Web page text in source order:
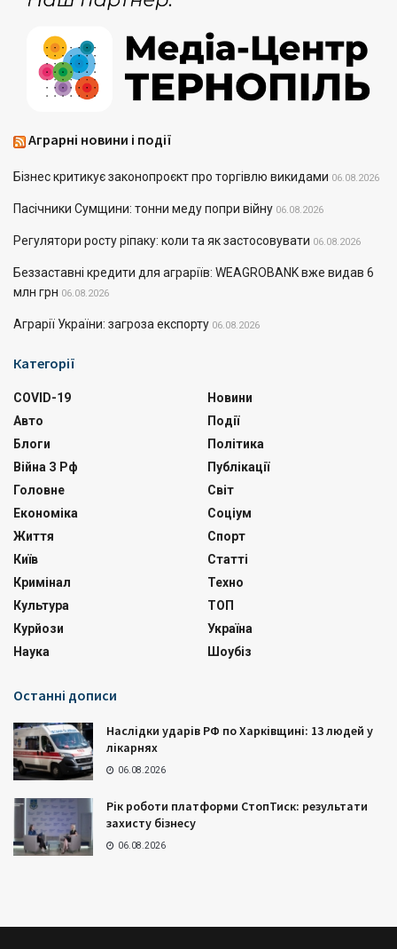
Аграрні новини і події
Бізнес критикує законопроєкт про торгівлю викидами 06.08.2026
Пасічники Сумщини: тонни меду попри війну 06.08.2026
Регулятори росту ріпаку: коли та як застосовувати 06.08.2026
Беззаставні кредити для аграріїв: WEAGROBANK вже видав 6
млн грн 06.08.2026
Аграрії України: загроза експорту 06.08.2026
Категорії
COVID-19
Авто
Блоги
Війна З Рф
Головне
Економіка
Життя
Київ
Кримінал
Культура
Курйози
Наука
Новини
Події
Політика
Публікації
Світ
Соціум
Спорт
Статті
Техно
ТОП
Україна
Шоубіз
Останні дописи
Наслідки ударів РФ по Харківщині: 13 людей у
лікарнях
06.08.2026
Рік роботи платформи СтопТиск: результати
захисту бізнесу
06.08.2026